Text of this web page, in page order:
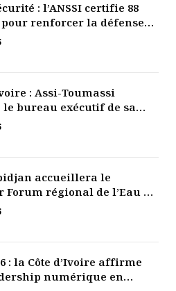
: l’ANSSI certifie 88
pour renforcer la défense
de la Côte d’Ivoire
: Assi-Toumassi
bureau exécutif de sa
de développement
accueillera le
régional de l’Eau de
de l’Ouest
: la Côte d’Ivoire affirme
numérique en